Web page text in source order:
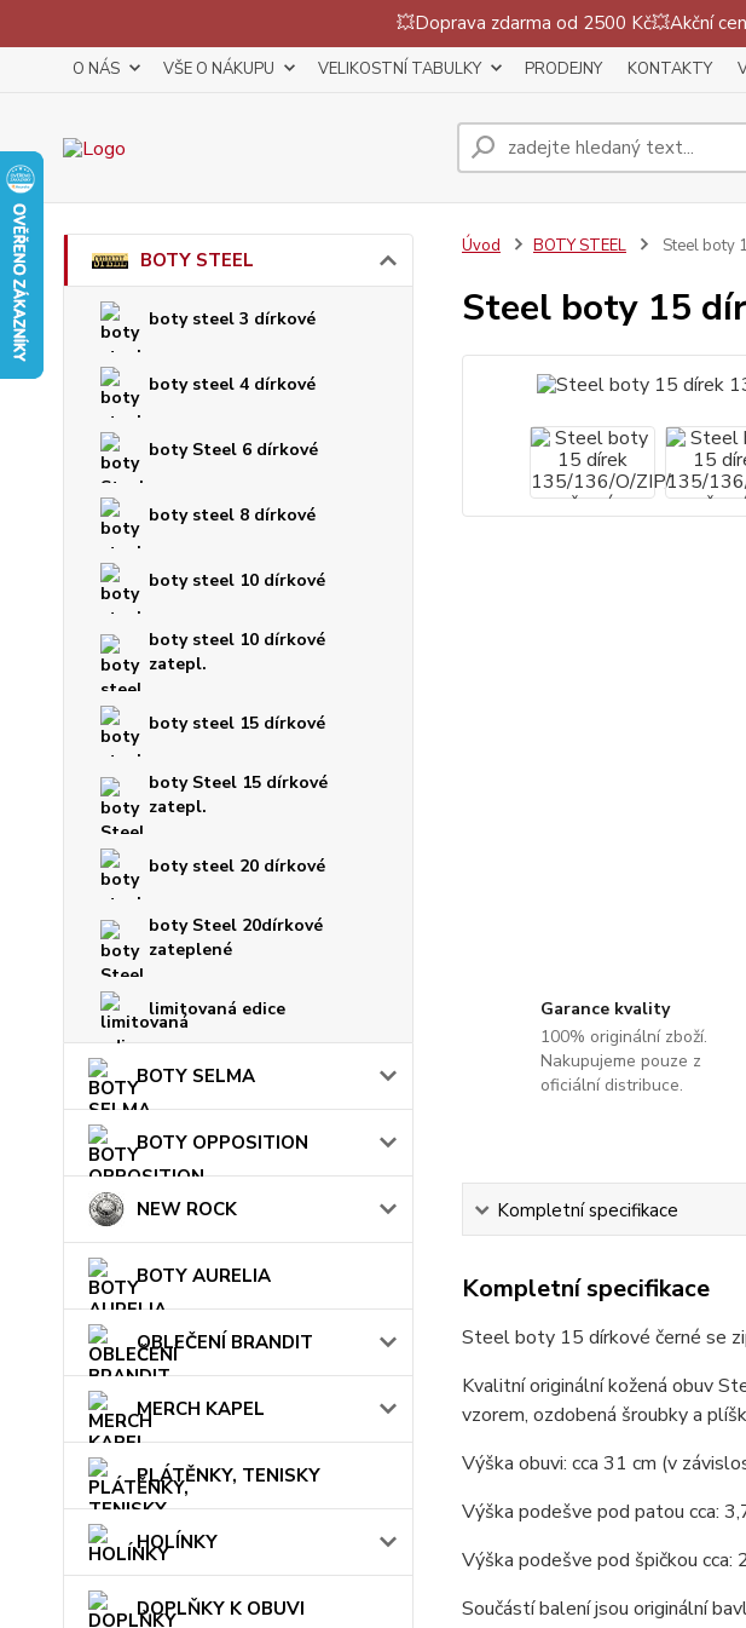
💥Doprava zdarma od 2500 Kč💥Akční
O NÁS VŠE O NÁKUPU VELIKOSTNÍ TABULKY PRODEJNY KONTAKTY
BOTY STEEL
boty steel 3 dírkové
boty steel 4 dírkové
boty Steel 6 dírkové
boty steel 8 dírkové
boty steel 10 dírkové
boty steel 10 dírkové
zatepl.
boty steel 15 dírkové
boty Steel 15 dírkové
zatepl.
boty steel 20 dírkové
boty Steel 20dírkové
zateplené
limitovaná edice
BOTY SELMA
BOTY OPPOSITION
NEW ROCK
BOTY AURELIA
OBLEČENÍ BRANDIT
MERCH KAPEL
PLÁTĚNKY, TENISKY
HOLÍNKY
DOPLŇKY K OBUVI
Úvod BOTY STEEL Steel boty
Steel boty 15
Garance kvality
100% originální zboží.
Nakupujeme pouze z
oficiální distribuce.
Kompletní specifikace
Kompletní specifikace
Steel boty 15 dírkové černé se
Kvalitní originální kožená obuv
vzorem, ozdobená šroubky a
Výška obuvi: cca 31 cm (v
Výška podešve pod patou cca:
Výška podešve pod špičkou cca:
Součástí balení jsou originální